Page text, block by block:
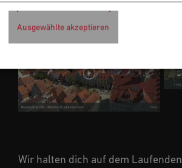
Wir halten dich auf dem Laufenden
Ausgewählte akzeptieren